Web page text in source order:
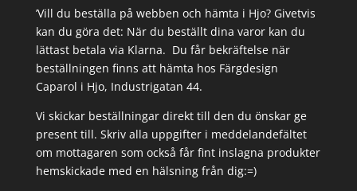
’Vill du beställa på webben och hämta i Hjo? Givetvis
kan du göra det: När du beställt dina varor kan du
lättast betala via Klarna. Du får bekräftelse när
beställningen finns att hämta hos Färgdesign
Caparol i Hjo, Industrigatan 44.
Vi skickar beställningar direkt till den du önskar ge
present till. Skriv alla uppgifter i meddelandefältet
om mottagaren som också får fint inslagna produkter
hemskickade med en hälsning från dig:=)